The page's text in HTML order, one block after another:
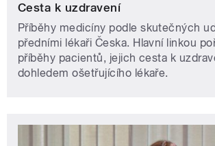
Cesta k uzdravení
Příběhy medicíny podle skutečných
předními lékaři Česka. Hlavní linkou
příběhy pacientů, jejich cesta k
dohledem ošetřujícího lékaře.